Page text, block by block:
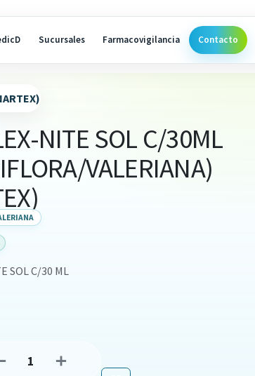
Sucursales Farmacovigilancia Contacto
NITE SOL C/30ML
VALERIANA)
SOL C/30 ML